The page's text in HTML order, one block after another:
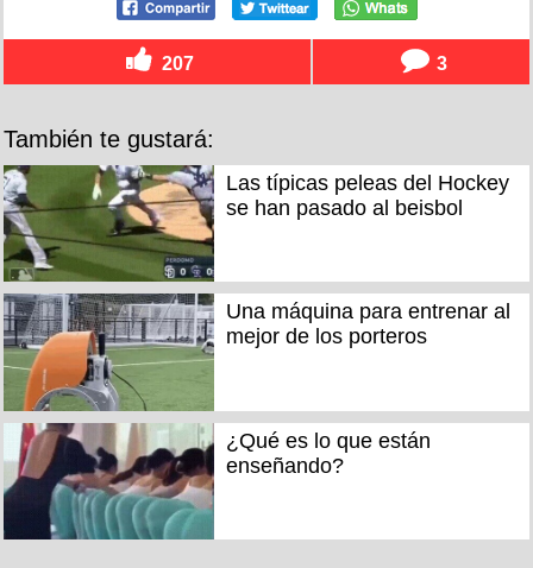
207 3
También te gustará:
Las típicas peleas del Hockey
se han pasado al beisbol
Una máquina para entrenar al
mejor de los porteros
¿Qué es lo que están
enseñando?